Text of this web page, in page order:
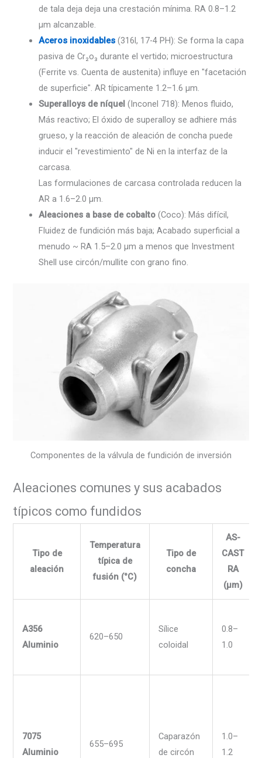
de tala deja deja una crestación mínima. RA 0.8–1.2
µm alcanzable.
Aceros inoxidables (316l, 17-4 PH): Se forma la capa
pasiva de Cr₂o₃ durante el vertido; microestructura
(Ferrite vs. Cuenta de austenita) influye en "facetación
de superficie". AR típicamente 1.2–1.6 µm.
Superalloys de níquel (Inconel 718): Menos fluido,
Más reactivo; El óxido de superalloy se adhiere más
grueso, y la reacción de aleación de concha puede
inducir el "revestimiento" de Ni en la interfaz de la
carcasa.
Las formulaciones de carcasa controlada reducen la
AR a 1.6–2.0 µm.
Aleaciones a base de cobalto (Coco): Más difícil,
Fluidez de fundición más baja; Acabado superficial a
menudo ~ RA 1.5–2.0 µm a menos que Investment
Shell use circón/mullite con grano fino.
Componentes de la válvula de fundición de inversión
Aleaciones comunes y sus acabados
típicos como fundidos
Tipo de
aleación
Temperatura
típica de
fusión (°C)
Tipo de
concha
AS-
CAST
RA
(µm)
A356
Aluminio
620–650
Sílice
coloidal
0.8–
1.0
7075
Aluminio
655–695
Caparazón
de circón
1.0–
1.2